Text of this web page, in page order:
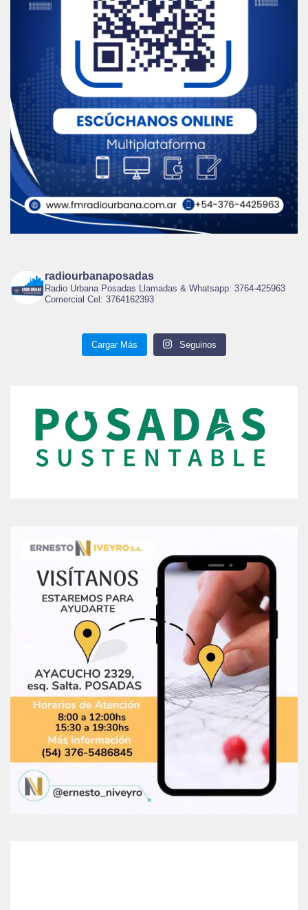
radiourbanaposadas
Radio Urbana Posadas Llamadas & Whatsapp: 3764-425963
Comercial Cel: 3764162393
Cargar Más Seguinos